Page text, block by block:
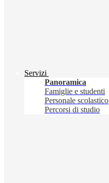
Servizi
Panoramica
Famiglie e studenti
Personale scolastico
Percorsi di studio